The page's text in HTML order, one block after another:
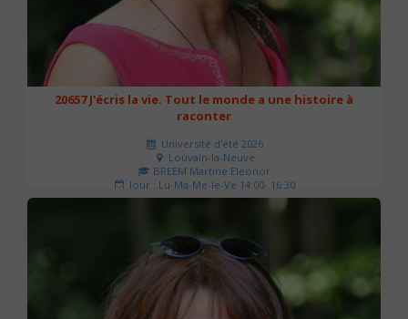
20657 J'écris la vie. Tout le monde a une histoire à
raconter
Université d'été 2026
Louvain-la-Neuve
BREEM Martine Eleonor
Jour : Lu-Ma-Me-Je-Ve 14:00- 16:30
Nombre de séances : 3